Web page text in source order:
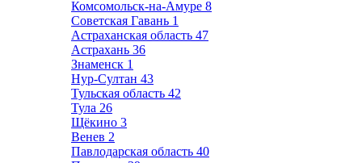
Комсомольск-на-Амуре 8
Советская Гавань 1
Астраханская область 47
Астрахань 36
Знаменск 1
Нур-Султан 43
Тульская область 42
Тула 26
Щёкино 3
Венев 2
Павлодарская область 40